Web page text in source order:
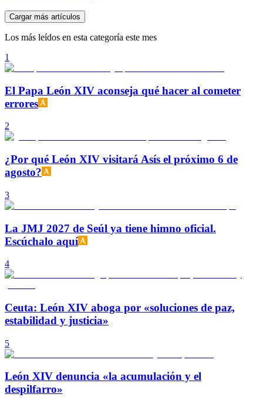
Cargar más artículos
Los más leídos en esta categoría este mes
1
El Papa León XIV aconseja qué hacer al cometer
errores
2
¿Por qué León XIV visitará Asís el próximo 6 de
agosto?
3
La JMJ 2027 de Seúl ya tiene himno oficial.
Escúchalo aquí
4
Ceuta: León XIV aboga por «soluciones de paz,
estabilidad y justicia»
5
León XIV denuncia «la acumulación y el
despilfarro»